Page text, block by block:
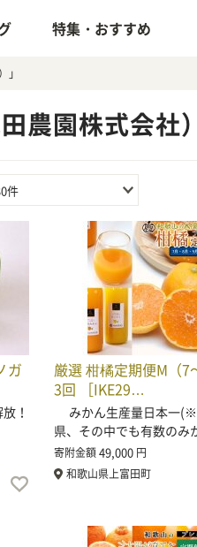
特集・おすすめ
」
農園株式会社）
件
ガ
！
厳選 柑橘定期便M（7
3回 ［IKE29…
みかん生産量日本一
県、その中でも有数のみ
寄附金額49,000 円
和歌山県上富田町